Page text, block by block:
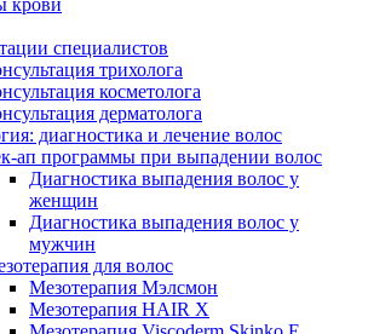
крови
специалистов
трихолога
косметолога
дерматолога
диагностика и лечение волос
ап программы при выпадении волос
Диагностика выпадения волос у
женщин
Диагностика выпадения волос у
мужчин
для волос
Мезотерапия Мэлсмон
Мезотерапия HAIR X